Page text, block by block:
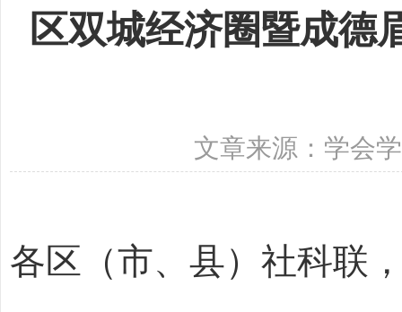
区双城经济圈暨成德
文章来源：学会
各区（市、县）社科联